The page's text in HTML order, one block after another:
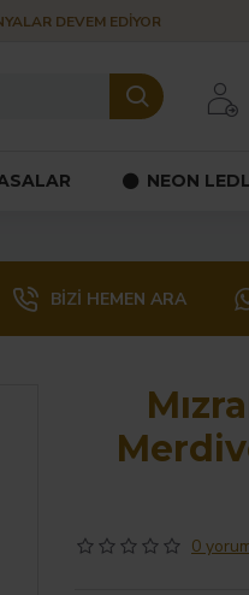
DEVEM EDIYOR
NEON
BIZI HEMEN ARA
0